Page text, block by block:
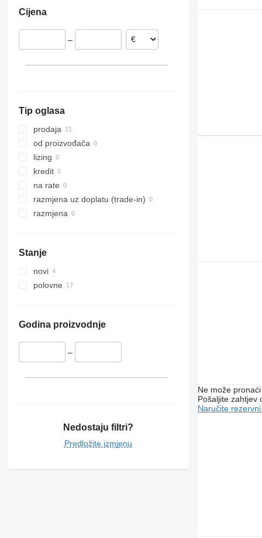
Grčka
Nizozemska
Cijena
–
Tip oglasa
prodaja
od proizvođača
lizing
kredit
na rate
razmjena uz doplatu (trade-in)
razmjena
Stanje
novi
polovne
Godina proizvodnje
–
Nedostaju filtri?
Predložite izmjenu
Ne može
Pošaljite zahtjev
Naručite